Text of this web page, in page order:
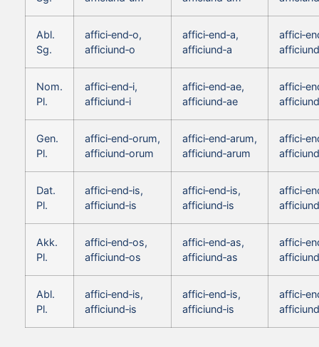
Abl.
Sg.
affici‑end‑o,
afficiund‑o
affici‑end‑a,
afficiund‑a
Nom.
Pl.
affici‑end‑i,
afficiund‑i
affici‑end‑ae,
afficiund‑ae
Gen.
Pl.
affici‑end‑orum,
afficiund‑orum
affici‑end‑arum,
afficiund‑arum
Dat.
Pl.
affici‑end‑is,
afficiund‑is
affici‑end‑is,
afficiund‑is
Akk.
Pl.
affici‑end‑os,
afficiund‑os
affici‑end‑as,
afficiund‑as
Abl.
Pl.
affici‑end‑is,
afficiund‑is
affici‑end‑is,
afficiund‑is